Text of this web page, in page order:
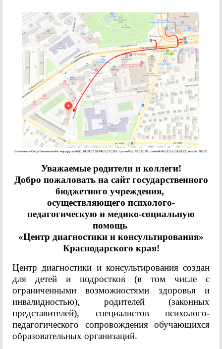
Уважаемые родители и коллеги!
Добро пожаловать на сайт государственного
бюджетного учреждения,
осуществляющего психолого-
педагогическую и медико-социальную
помощь
«Центр диагностики и консультирования»
Краснодарского края!
Центр диагностики и консультирования создан
для детей и подростков (в том числе с
ограниченными возможностями здоровья и
инвалидностью), родителей (законных
представителей), специалистов психолого-
педагогического сопровождения обучающихся
образовательных организаций.